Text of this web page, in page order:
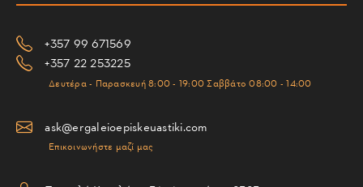
+357 99 671569
+357 22 253225
Δευτέρα - Παρασκευή 8:00 - 19:00 Σαββάτο 08:00 - 14:00
ask@ergaleioepiskeuastiki.com
Επικοινωνήστε μαζί μας